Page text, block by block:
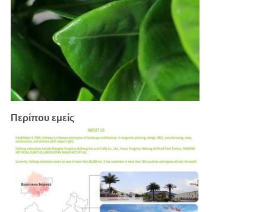
Περίπου εμείς